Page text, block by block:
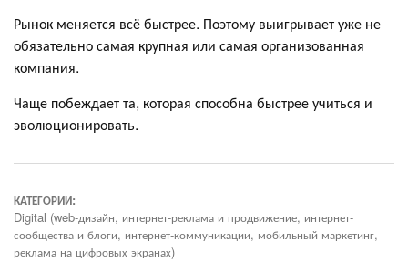
Рынок меняется всё быстрее. Поэтому выигрывает уже не
обязательно самая крупная или самая организованная
компания.
Чаще побеждает та, которая способна быстрее учиться и
эволюционировать.
КАТЕГОРИИ:
Digital (web-дизайн, интернет-реклама и продвижение, интернет-
сообщества и блоги, интернет-коммуникации, мобильный маркетинг,
реклама на цифровых экранах)